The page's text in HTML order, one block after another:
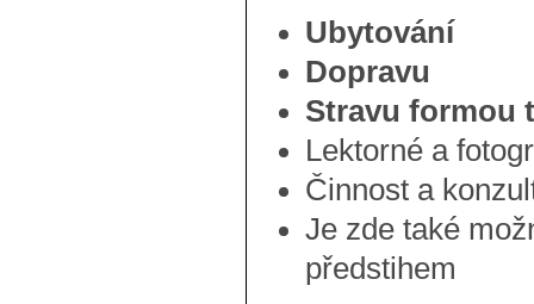
Ubytování
Dopravu
Stravu formou
Lektorné a
Činnost a
Je zde také
předstihem